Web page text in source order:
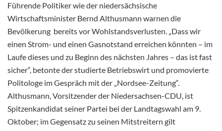
Führende Politiker wie der niedersächsische
Wirtschaftsminister Bernd Althusmann warnen die
Bevölkerung bereits vor Wohlstandsverlusten. „Dass wir
einen Strom- und einen Gasnotstand erreichen könnten – im
Laufe dieses und zu Beginn des nächsten Jahres – das ist fast
sicher“, betonte der studierte Betriebswirt und promovierte
Politologe im Gespräch mit der „Nordsee-Zeitung“.
Althusmann, Vorsitzender der Niedersachsen-CDU, ist
Spitzenkandidat seiner Partei bei der Landtagswahl am 9.
Oktober; im Gegensatz zu seinen Mitstreitern gilt